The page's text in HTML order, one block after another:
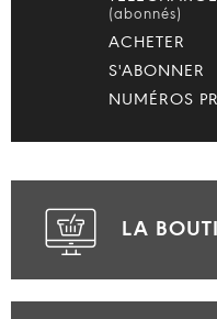
(abonnés)
ACHETER
S'ABONNER
NUMÉROS
LA